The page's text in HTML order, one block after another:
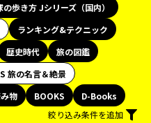
の歩き方 Jシリーズ（国内）
ランキング&テクニック
歴史時代
旅の図鑑
旅の名言＆絶景
物 BOOKS
D-Books
絞り込み条件を追加